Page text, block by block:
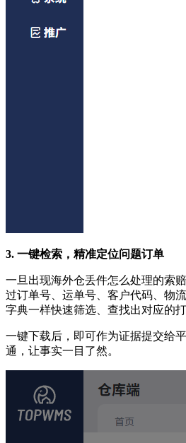
3. 一键检索，精准定位问题订单
一旦出现海外仓丢件怎么处理的索
过订单号、运单号、客户代码、物
字典一样快速筛选、查找出对应的打
一键下载后，即可作为证据提交给
通，让事实一目了然。